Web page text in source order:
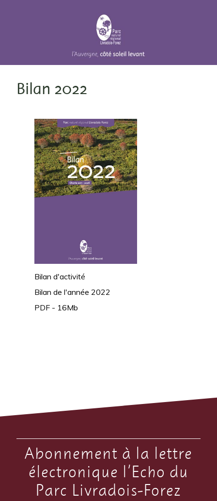
Bilan 2022
Bilan d'activité
Bilan de l'année 2022
PDF - 16Mb
Abonnement à la lettre
électronique l’Echo du
Parc Livradois-Forez